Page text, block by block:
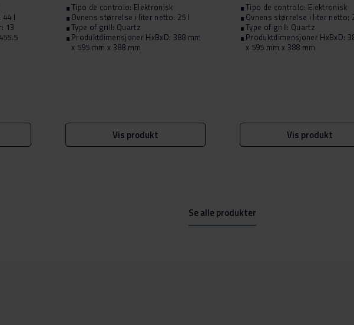
l
13
Vis produkt
Tipo de controlo: Elektronisk
Ovnens størrelse i liter netto: 25 l
Type of grill: Quartz
Produktdimensjoner HxBxD: 388 mm
x 595 mm x 388 mm
Vis produkt
Tipo de controlo: Elektronisk
Ovnens størrelse i liter netto:
Type of grill: Quartz
Produktdimensjoner HxBxD:
x 595 mm x 388 mm
Se alle produkter